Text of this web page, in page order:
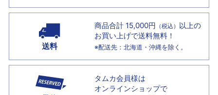
送料
商品合計 15,000円 （税込） 以上の
お買い上げで送料無料！
※配送先：北海道・沖縄を除く。
タムカ会員様は
オンラインショップで